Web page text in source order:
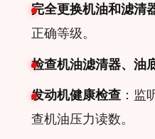
完全更换机油和滤清
正确等级。
检查机油滤清器、油
发动机健康检查 ：
查机油压力读数。